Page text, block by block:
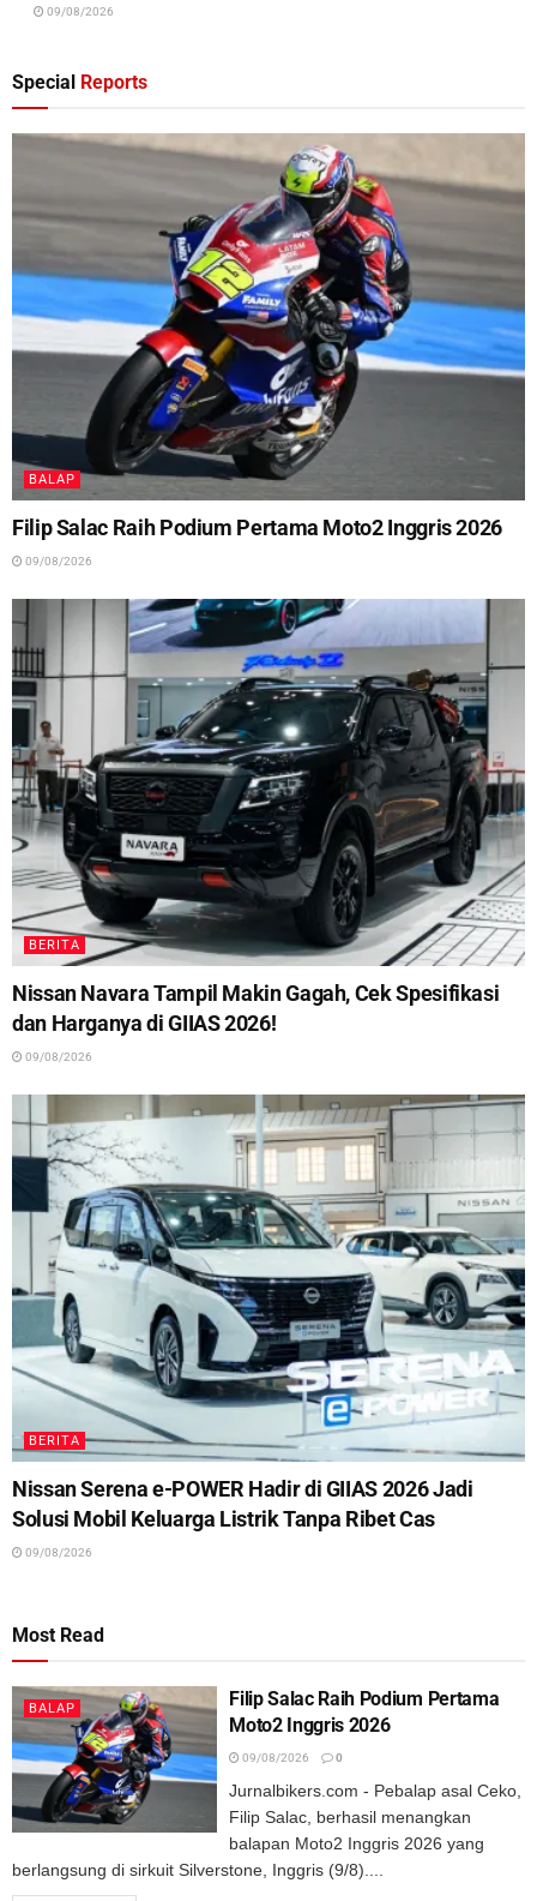
09/08/2026
Special Reports
BALAP
Filip Salac Raih Podium Pertama Moto2 Inggris 2026
09/08/2026
BERITA
Nissan Navara Tampil Makin Gagah, Cek Spesifikasi
dan Harganya di GIIAS 2026!
09/08/2026
BERITA
Nissan Serena e-POWER Hadir di GIIAS 2026 Jadi
Solusi Mobil Keluarga Listrik Tanpa Ribet Cas
09/08/2026
Most Read
BALAP
Filip Salac Raih Podium Pertama
Moto2 Inggris 2026
09/08/2026 0
Jurnalbikers.com - Pebalap asal Ceko,
Filip Salac, berhasil menangkan
balapan Moto2 Inggris 2026 yang
berlangsung di sirkuit Silverstone, Inggris (9/8)....